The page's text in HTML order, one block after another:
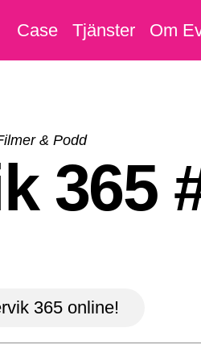
Case Tjänster Om
& Podd
365
365 online!